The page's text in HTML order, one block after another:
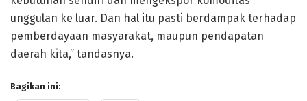
unggulan ke luar. Dan hal itu pasti berdampak terhadap
pemberdayaan masyarakat, maupun pendapatan
daerah kita,” tandasnya.
Bagikan ini: